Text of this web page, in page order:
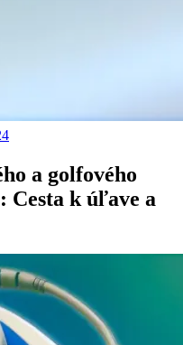
a golfového
k úľave a